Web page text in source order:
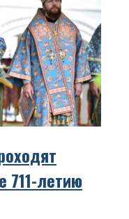
711-летию